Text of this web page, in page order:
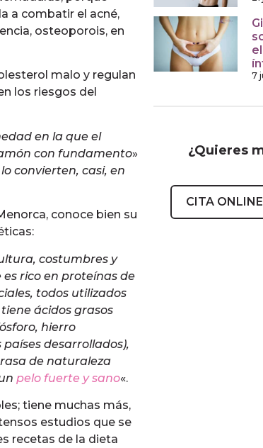
a combatir el acné,
osteoporois, en
malo y regulan
los riesgos del
en la que el
con fundamento»
convierten, casi, en
conoce bien su
costumbres y
rico en proteínas de
todos utilizados
ácidos grasos
hierro
desarrollados),
de naturaleza
pelo fuerte y sano«.
tiene muchas más,
estudios que se
recetas de la dieta
7
¿Quieres
CITA ONLINE